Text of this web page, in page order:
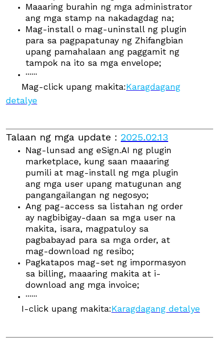
Maaaring burahin ng mga administrator
ang mga stamp na nakadagdag na;
Mag-install o mag-uninstall ng plugin
para sa pagpapatunay ng Zhifangbian
upang pamahalaan ang paggamit ng
tampok na ito sa mga envelope;
······
Mag-click upang makita:Karagdagang
detalye
Talaan ng mga update ： 2025.02.13
Nag-lunsad ang eSign.AI ng plugin
marketplace, kung saan maaaring
pumili at mag-install ng mga plugin
ang mga user upang matugunan ang
pangangailangan ng negosyo;
Ang pag-access sa listahan ng order
ay nagbibigay-daan sa mga user na
makita, isara, magpatuloy sa
pagbabayad para sa mga order, at
mag-download ng resibo;
Pagkatapos mag-set ng impormasyon
sa billing, maaaring makita at i-
download ang mga invoice;
······
I-click upang makita:Karagdagang detalye